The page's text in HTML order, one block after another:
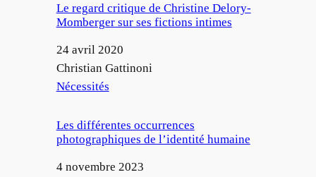
Le regard critique de Christine Delory-
Momberger sur ses fictions intimes
Date
24 avril 2020
Auteur
Christian Gattinoni
Par rapport à
Nécessités
Les différentes occurrences
photographiques de l’identité humaine
Date
4 novembre 2023